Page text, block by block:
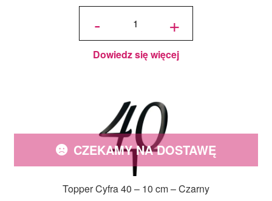
-
ilość
Miniowe
Formy -
40
Nadal
SEXY
10,4 cm
Czarny
+
Dowiedz się więcej
Topper Cyfra 40 – 10 cm – Czarny
CZEKAMY NA DOSTAWĘ